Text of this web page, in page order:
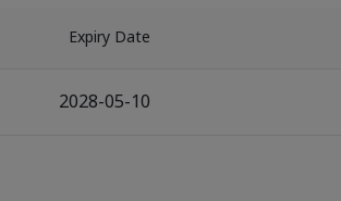
Expiry Date
2028-05-10